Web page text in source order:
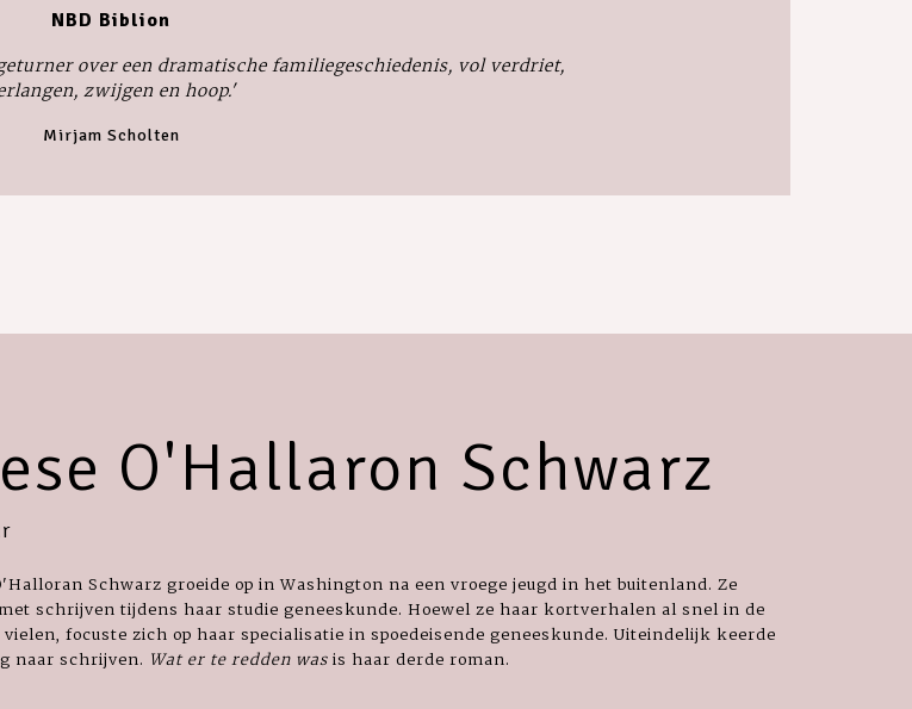
NBD Biblion
over een dramatische familiegeschiedenis, vol verdriet,
zwijgen en hoop.'
Mirjam Scholten
O'Hallaron Schwarz
Schwarz groeide op in Washington na een vroege jeugd in het buitenland. Ze
schrijven tijdens haar studie geneeskunde. Hoewel ze haar kortverhalen al snel in de
focuste zich op haar specialisatie in spoedeisende geneeskunde. Uiteindelijk keerde
naar schrijven. Wat er te redden was is haar derde roman.